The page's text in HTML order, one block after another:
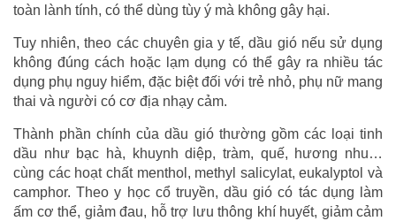
toàn lành tính, có thể dùng tùy ý mà không gây hại.
Tuy nhiên, theo các chuyên gia y tế, dầu gió nếu sử dụng
không đúng cách hoặc lạm dụng có thể gây ra nhiều tác
dụng phụ nguy hiểm, đặc biệt đối với trẻ nhỏ, phụ nữ mang
thai và người có cơ địa nhạy cảm.
Thành phần chính của dầu gió thường gồm các loại tinh
dầu như bạc hà, khuynh diệp, tràm, quế, hương nhu…
cùng các hoạt chất menthol, methyl salicylat, eukalyptol và
camphor. Theo y học cổ truyền, dầu gió có tác dụng làm
ấm cơ thể, giảm đau, hỗ trợ lưu thông khí huyết, giảm cảm